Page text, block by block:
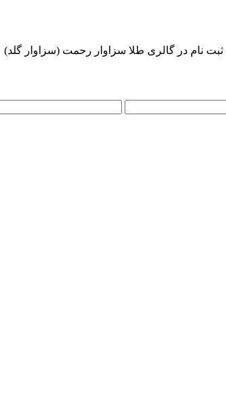
ثبت نام در گالری طلا سزاوار رحمت (سزاوار گلد)